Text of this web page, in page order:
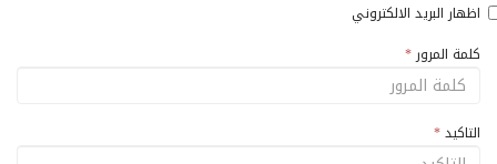
اظهار البريد الالكتروني
كلمة المرور *
التاكيد*